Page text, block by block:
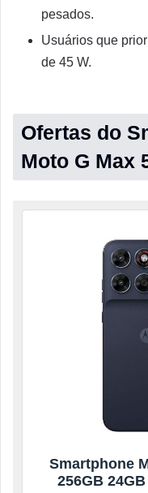
pesados.
Usuários que
de 45 W.
Ofertas do
Moto G Max
Smartphone
256GB